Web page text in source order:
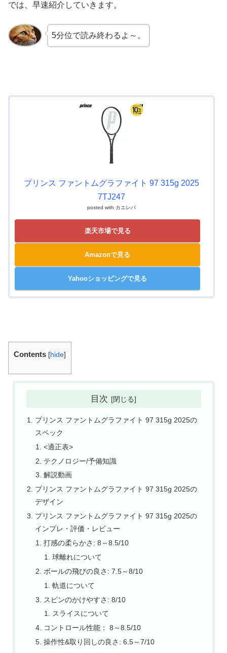
では、早速紹介していきます。
5分位で読み終わるよ～。
プリンス ファントムグラファイト 97 315g 2025
7TJ247
posted with カエレバ
楽天市場で見る
Amazonで見る
Yahooショッピングで見る
Contents [hide]
目次
プリンス ファントムグラファイト 97 315g 2025の
スペック
<適正表>
テクノロジー/予備知識
解説動画
プリンス ファントムグラファイト 97 315g 2025の
デザイン
プリンス ファントムグラファイト 97 315g 2025の
インプレ・評価・レビュー
打感の柔らかさ: 8～8.5/10
球離れについて
ボールの飛びの良さ: 7.5～8/10
軌道について
スピンのかけやすさ: 8/10
スライスについて
コントロール性能： 8～8.5/10
操作性&取り回しの良さ: 6.5～7/10